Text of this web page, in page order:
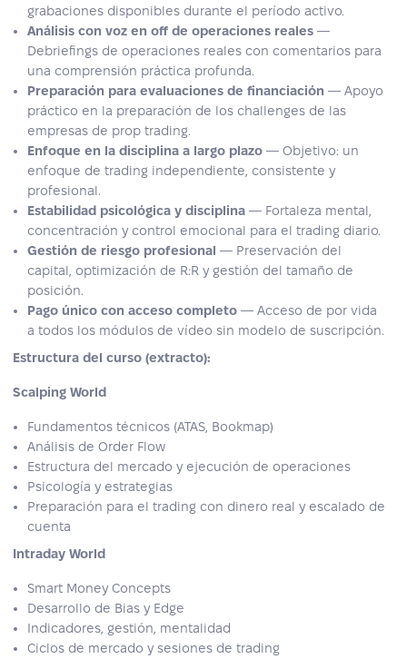
grabaciones disponibles durante el período activo.
Análisis con voz en off de operaciones reales —
Debriefings de operaciones reales con comentarios para
una comprensión práctica profunda.
Preparación para evaluaciones de financiación — Apoyo
práctico en la preparación de los challenges de las
empresas de prop trading.
Enfoque en la disciplina a largo plazo — Objetivo: un
enfoque de trading independiente, consistente y
profesional.
Estabilidad psicológica y disciplina — Fortaleza mental,
concentración y control emocional para el trading diario.
Gestión de riesgo profesional — Preservación del
capital, optimización de R:R y gestión del tamaño de
posición.
Pago único con acceso completo — Acceso de por vida
a todos los módulos de vídeo sin modelo de suscripción.
Estructura del curso (extracto):
Scalping World
Fundamentos técnicos (ATAS, Bookmap)
Análisis de Order Flow
Estructura del mercado y ejecución de operaciones
Psicología y estrategias
Preparación para el trading con dinero real y escalado de
cuenta
Intraday World
Smart Money Concepts
Desarrollo de Bias y Edge
Indicadores, gestión, mentalidad
Ciclos de mercado y sesiones de trading